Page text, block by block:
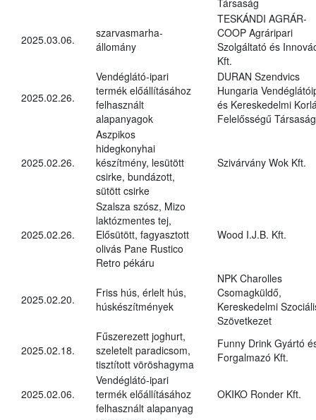
2025.03.06.
szarvasmarha-
állomány
TESKÁNDI AGRÁR-
COOP Agráripari
Szolgáltató és
Kft.
2025.02.26.
Vendéglátó-ipari
termék előállításához
felhasznált
alapanyagok
DURAN Szendvics
Hungaria
és Kereskedelmi
Felelősségű Társaság
2025.02.26.
Aszpikos
hidegkonyhai
készítmény, lesütött
csirke, bundázott,
sütött csirke
Szivárvány Wok Kft.
2025.02.26.
Szalsza szósz, Mizo
laktózmentes tej,
Elősütött, fagyasztott
olivás Pane Rustico
Retro pékáru
Wood I.J.B. Kft.
2025.02.20.
Friss hús, érlelt hús,
húskészítmények
NPK Charolles
Csomagküldő,
Kereskedelmi
Szövetkezet
2025.02.18.
Fűszerezett joghurt,
szeletelt paradicsom,
tisztított vöröshagyma
Funny Drink Gyártó
Forgalmazó Kft.
2025.02.06.
Vendéglátó-ipari
termék előállításához
felhasznált alapanyag
OKIKO Ronder Kft.